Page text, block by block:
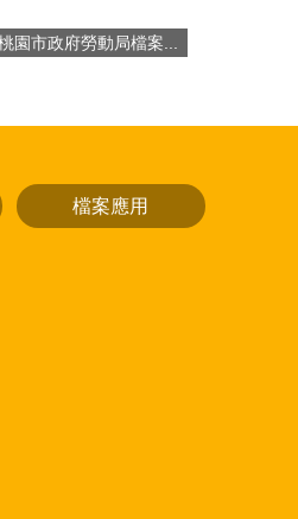
園市政府勞動局檔案...
檔案應用